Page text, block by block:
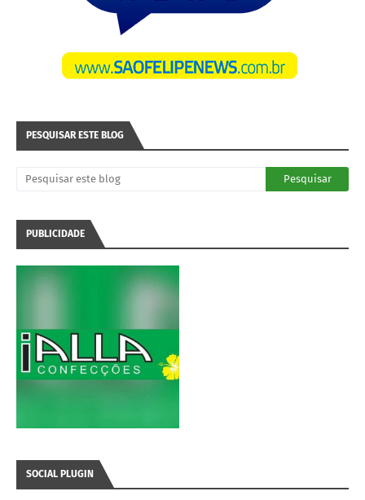
PESQUISAR ESTE BLOG
PUBLICIDADE
SOCIAL PLUGIN